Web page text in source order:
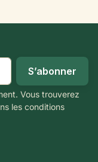
Vous trouverez
les conditions